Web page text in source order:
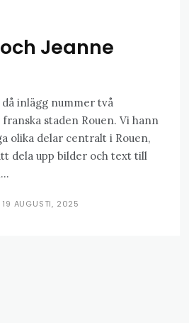
Jeanne
inlägg nummer två
staden Rouen. Vi hann
olika delar centralt i Rouen,
dela upp bilder och text till
19 AUGUSTI, 2025